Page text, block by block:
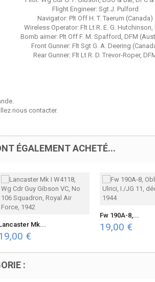
Flight Engineer: Sgt J. Pulford
Navigator: Plt Off H. T. Taerum (Canada)
Wireless Operator: Flt Lt R. E. G. Hutchinson,
Bomb aimer: Plt Off F. M. Spafford, DFM
Front Gunner: Flt Sgt G. A. Deering
Rear Gunner: Flt Lt R. D. Trevor-Roper,
nous contacter.
ÉGALEMENT ACHETÉ...
Mk...
€
Fw 190A-8,...
19,00 €
: